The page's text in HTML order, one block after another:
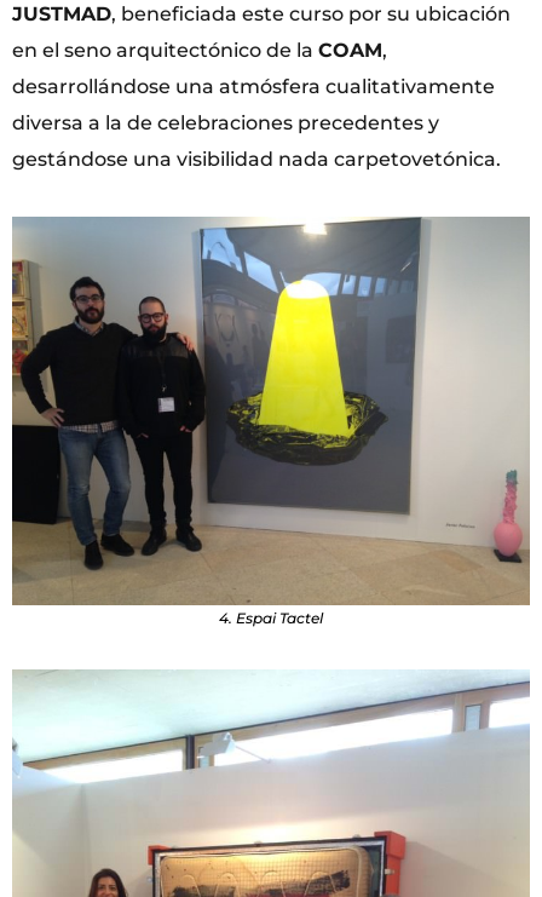
JUSTMAD, beneficiada este curso por su ubicación
en el seno arquitectónico de la COAM,
desarrollándose una atmósfera cualitativamente
diversa a la de celebraciones precedentes y
gestándose una visibilidad nada carpetovetónica.
4. Espai Tactel